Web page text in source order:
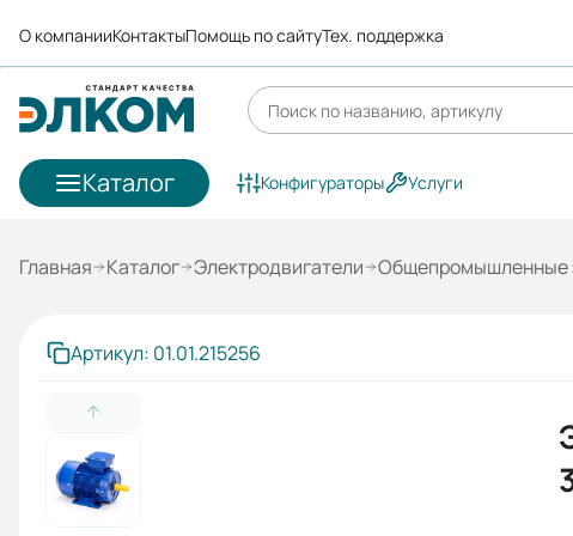
О компанииКонтактыПомощь по сайтуТех. поддержка
Каталог Конфигураторы Услуги
Главная Каталог Электродвигатели Общепромышленные
Артикул: 01.01.215256